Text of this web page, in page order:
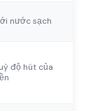
nước sạch
độ hút của